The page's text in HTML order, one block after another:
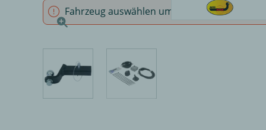
Fahrzeug auswählen um sicherzustellen,